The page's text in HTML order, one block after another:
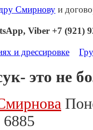
Смирнову и
Viber +7 (921)
и дрессировке
это не